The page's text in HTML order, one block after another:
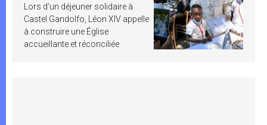
Lors d’un déjeuner solidaire à
Castel Gandolfo, Léon XIV appelle
à construire une Église
accueillante et réconciliée